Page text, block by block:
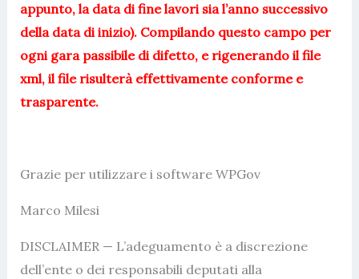
appunto, la data di fine lavori sia l’anno successivo
della data di inizio). Compilando questo campo per
ogni gara passibile di difetto, e rigenerando il file
xml, il file risulterà effettivamente conforme e
trasparente.
Grazie per utilizzare i software WPGov
Marco Milesi
DISCLAIMER — L’adeguamento è a discrezione
dell’ente o dei responsabili deputati alla